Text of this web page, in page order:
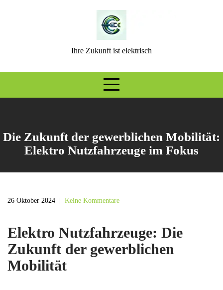
Ihre Zukunft ist elektrisch
Die Zukunft der gewerblichen Mobilität:
Elektro Nutzfahrzeuge im Fokus
26 Oktober 2024 Keine Kommentare
Elektro Nutzfahrzeuge: Die
Zukunft der gewerblichen
Mobilität